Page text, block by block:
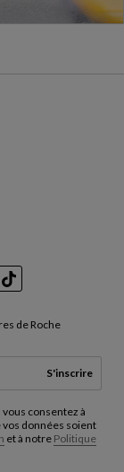
TikTok
de Roche
S'inscrire
consentez à
données soient
et à notre Politique